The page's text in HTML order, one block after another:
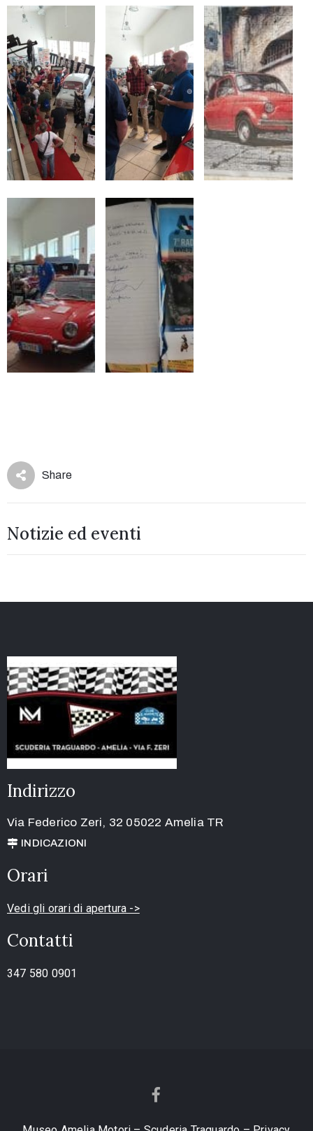
Share
Notizie ed eventi
Indirizzo
Via Federico Zeri, 32 05022 Amelia TR
INDICAZIONI
Orari
Vedi gli orari di apertura ->
Contatti
347 580 0901